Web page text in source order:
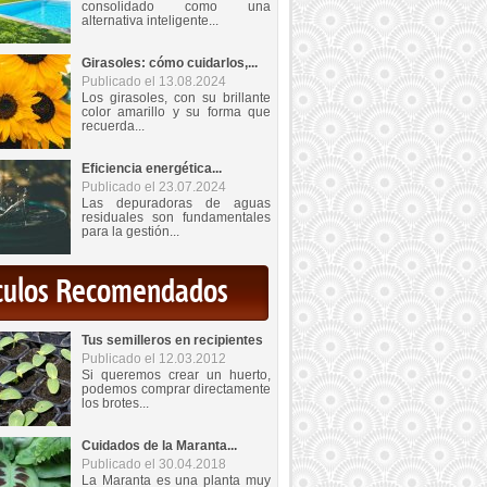
consolidado como una
alternativa inteligente...
Girasoles: cómo cuidarlos,...
Publicado el 13.08.2024
Los girasoles, con su brillante
color amarillo y su forma que
recuerda...
Eficiencia energética...
Publicado el 23.07.2024
Las depuradoras de aguas
residuales son fundamentales
para la gestión...
Recomendados
Tus semilleros en recipientes
Publicado el 12.03.2012
Si queremos crear un huerto,
podemos comprar directamente
los brotes...
Cuidados de la Maranta...
Publicado el 30.04.2018
La Maranta es una planta muy